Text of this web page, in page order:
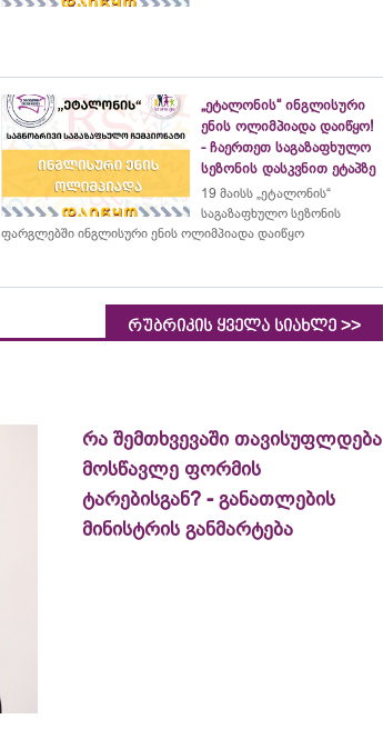
„ეტალონის“ ინგლისური
ენის ოლიმპიადა დაიწყო!
- ჩაერთეთ საგაზაფხულო
სეზონის დასკვნით ეტაპზე
19 მაისს „ეტალონის“
საგაზაფხულო სეზონის
ფარგლებში ინგლისური ენის ოლიმპიადა დაიწყო
რუბრიკის ყველა სიახლე >>
რა შემთხვევაში თავისუფლდება
მოსწავლე ფორმის
ტარებისგან? - განათლების
მინისტრის განმარტება​